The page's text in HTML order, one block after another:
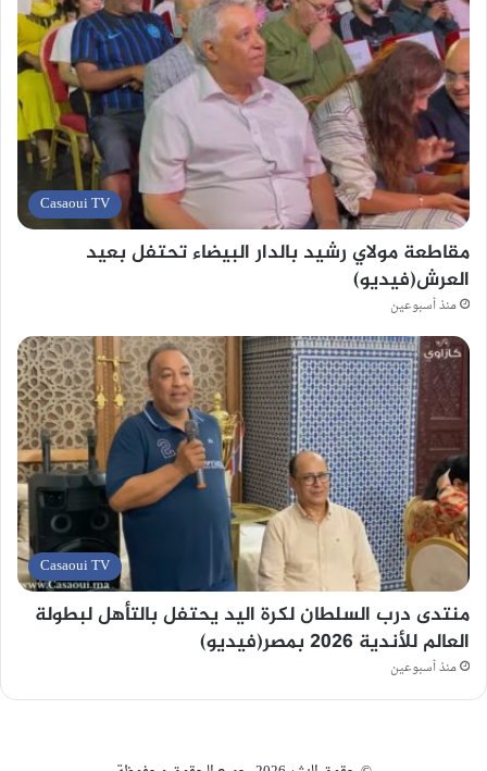
Casaoui TV
مقاطعة مولاي رشيد بالدار البيضاء تحتفل بعيد
العرش(فيديو)
منذ أسبوعين
Casaoui TV
منتدى درب السلطان لكرة اليد يحتفل بالتأهل لبطولة
العالم للأندية 2026 بمصر(فيديو)
منذ أسبوعين